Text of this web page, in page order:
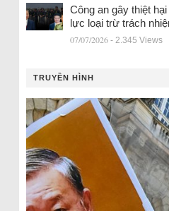
Công an gây thiệt
lực loại trừ trách
07/07/2026 - 2.345 Views
TRUYỀN HÌNH